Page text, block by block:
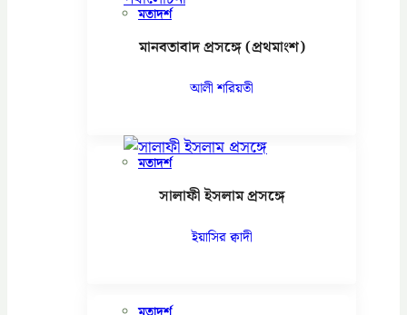
মতাদর্শ
মানবতাবাদ প্রসঙ্গে (প্রথমাংশ)
আলী শরিয়তী
মতাদর্শ
সালাফী ইসলাম প্রসঙ্গে
ইয়াসির ক্বাদী